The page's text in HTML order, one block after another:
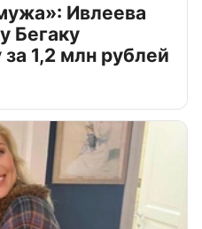
Ивлеева
Бегаку
1,2 млн рублей